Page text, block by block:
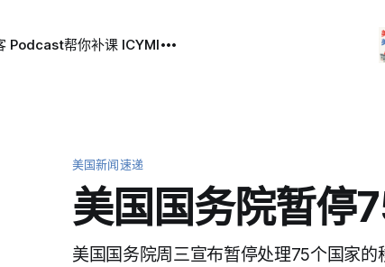
Podcast帮你补课 ICYMI
美国新闻速递
美国国务院暂停
美国国务院周三宣布暂停处理75个国家